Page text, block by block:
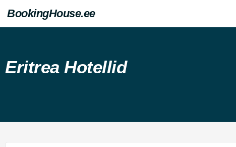
BookingHouse.ee
Eritrea Hotellid